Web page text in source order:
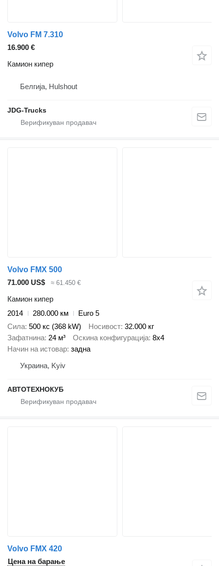
Volvo FM 7.310
16.900 €
Камион кипер
Белгија, Hulshout
JDG-Trucks
Volvo FMX 500
71.000 US$
≈ 61.450 €
Камион кипер
2014
280.000 км
Euro 5
Сила 500 кс (368 kW) Носивост 32.000 кг
Зафатнина 24 м³ Оскина конфигурација 8x4
Начин на истовар задна
Украина, Kyiv
АВТОТЕХНОКУБ
Volvo FMX 420
Цена на барање